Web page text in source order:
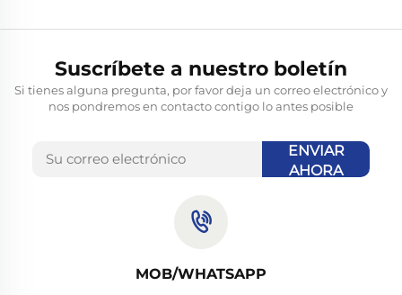
Suscríbete a nuestro boletín
Si tienes alguna pregunta, por favor deja un correo electrónico y
nos pondremos en contacto contigo lo antes posible
ENVIAR
AHORA
MOB/WHATSAPP